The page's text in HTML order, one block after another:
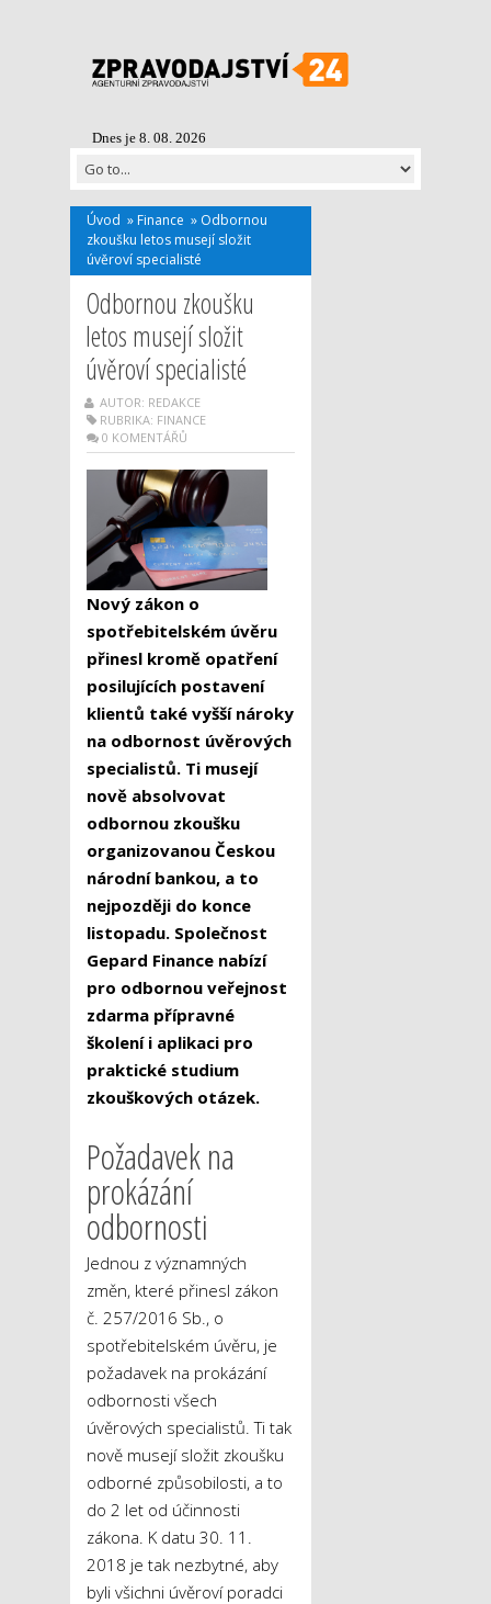
Dnes je 8. 08. 2026
Úvod » Finance » Odbornou
zkoušku letos musejí složit
úvěroví specialisté
Odbornou zkoušku
letos musejí složit
úvěroví specialisté
AUTOR: REDAKCE
RUBRIKA: FINANCE
0 KOMENTÁŘŮ
Nový zákon o
spotřebitelském úvěru
přinesl kromě opatření
posilujících postavení
klientů také vyšší nároky
na odbornost úvěrových
specialistů. Ti musejí
nově absolvovat
odbornou zkoušku
organizovanou Českou
národní bankou, a to
nejpozději do konce
listopadu. Společnost
Gepard Finance nabízí
pro odbornou veřejnost
zdarma přípravné
školení i aplikaci pro
praktické studium
zkouškových otázek.
Požadavek na
prokázání
odbornosti
Jednou z významných
změn, které přinesl zákon
č. 257/2016 Sb., o
spotřebitelském úvěru, je
požadavek na prokázání
odbornosti všech
úvěrových specialistů. Ti tak
nově musejí složit zkoušku
odborné způsobilosti, a to
do 2 let od účinnosti
zákona. K datu 30. 11.
2018 je tak nezbytné, aby
byli všichni úvěroví poradci